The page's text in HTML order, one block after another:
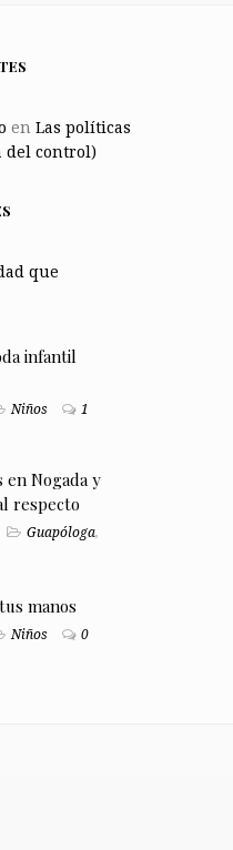
en Las políticas
del control)
que
infantil
Niños 1
Nogada y
respecto
Guapóloga,
manos
Niños 0